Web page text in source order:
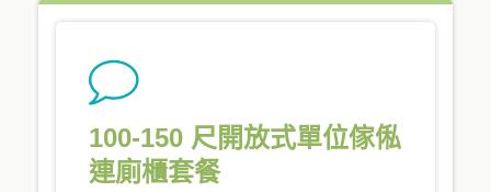
100-150 尺開放式單位傢俬
連廁櫃套餐